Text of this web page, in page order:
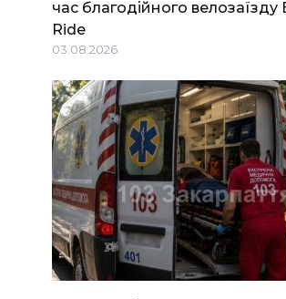
час благодійного велозаїзду
Ride
03.08.2026